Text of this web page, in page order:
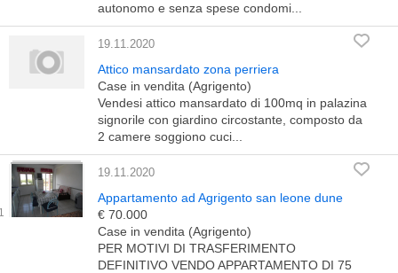
autonomo e senza spese condomi...
19.11.2020
Attico mansardato zona perriera
Case in vendita (Agrigento)
Vendesi attico mansardato di 100mq in palazina
signorile con giardino circostante, composto da
2 camere soggiono cuci...
19.11.2020
Appartamento ad Agrigento san leone dune
€ 70.000
Case in vendita (Agrigento)
PER MOTIVI DI TRASFERIMENTO
DEFINITIVO VENDO APPARTAMENTO DI 75